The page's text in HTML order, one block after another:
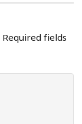
Required fields